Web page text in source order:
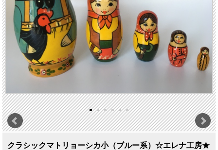
クラシックマトリョーシカ小（ブルー系）☆エレナ工房★